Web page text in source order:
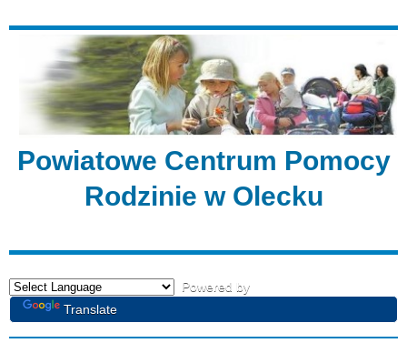
Powiatowe Centrum Pomocy
Rodzinie w Olecku
Powered by
Translate